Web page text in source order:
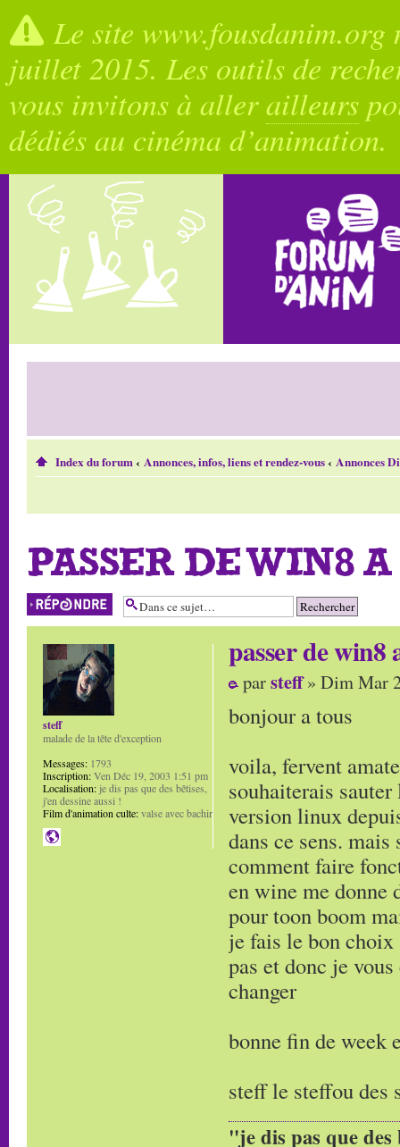
Le site
juillet 2015. Les outils de
vous invitons à allerailleurs
dédiés au cinéma d’animation.
Index du forum‹ Annonces, infos, liens et rendez-vous‹ Annonces
PASSER DE WIN8
Répondre
passer de win8
parsteff» Dim Mar
bonjour a tous
voila, fervent
souhaiterais
version linux
dans ce sens.
comment faire
en wine me donne
pour toon boom
je fais le bon choix
pas et donc je
changer
bonne fin de week
steff le steffou des
"je dis pas que
steff
malade de la tête d'exception
Messages: 1793
Inscription:Ven Déc 19, 2003 1:51 pm
Localisation: je dis pas que des bêtises,
j'en dessine aussi !
Film d'animation culte:valse avec bachir